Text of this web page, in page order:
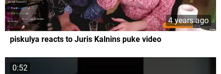
4 years ago
piskulya reacts to Juris Kalnins puke video
0:52